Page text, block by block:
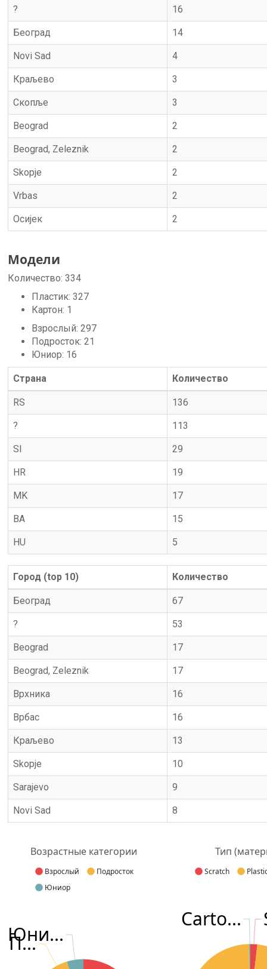
? 16
Београд 14
Novi Sad 4
Краљево 3
Скопље 3
Beograd 2
Beograd, Zeleznik 2
Skopje 2
Vrbas 2
Осијек 2
Модели
Количество: 334
Пластик: 327
Картон: 1
Взрослый: 297
Подросток: 21
Юниор: 16
Страна Количество
RS 136
? 113
SI 29
HR 19
MK 17
BA 15
HU 5
Город (top 10) Количество
Београд 67
? 53
Beograd 17
Beograd, Zeleznik 17
Врхника 16
Врбас 16
Краљево 13
Skopje 10
Sarajevo 9
Novi Sad 8
Взрослый
Подросток
Юниор
Возрастные категории
П...
Юни...
Scratch
Тип
Carto...